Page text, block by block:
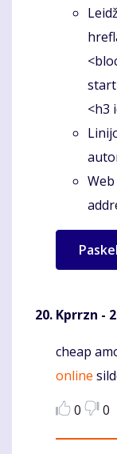
start
<h3
Kprrzn -
cheap
online
0
0